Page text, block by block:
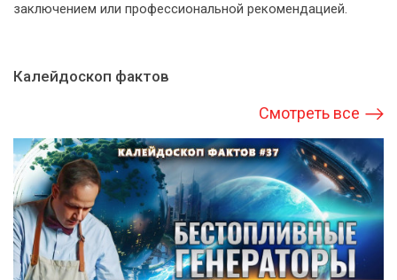
заключением или профессиональной рекомендацией.
Калейдоскоп фактов
Смотреть все